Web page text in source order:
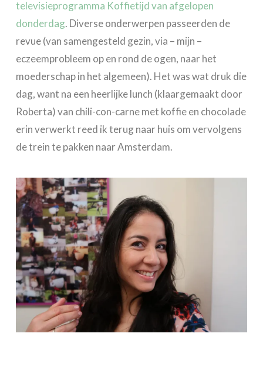
televisieprogramma Koffietijd van afgelopen
donderdag. Diverse onderwerpen passeerden de
revue (van samengesteld gezin, via – mijn –
eczeemprobleem op en rond de ogen, naar het
moederschap in het algemeen). Het was wat druk die
dag, want na een heerlijke lunch (klaargemaakt door
Roberta) van chili-con-carne met koffie en chocolade
erin verwerkt reed ik terug naar huis om vervolgens
de trein te pakken naar Amsterdam.